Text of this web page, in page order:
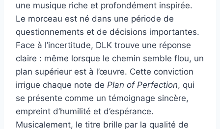
une musique riche et profondément inspirée.
Le morceau est né dans une période de
questionnements et de décisions importantes.
Face à l’incertitude, DLK trouve une réponse
claire : même lorsque le chemin semble flou, un
plan supérieur est à l’œuvre. Cette conviction
irrigue chaque note de Plan of Perfection, qui
se présente comme un témoignage sincère,
empreint d’humilité et d’espérance.
Musicalement, le titre brille par la qualité de